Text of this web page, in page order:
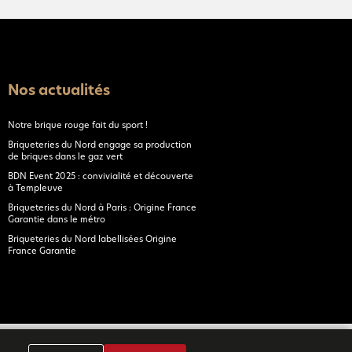
Nos actualités
Notre brique rouge fait du sport !
Briqueteries du Nord engage sa production
de briques dans le gaz vert
BDN Event 2025 : convivialité et découverte
à Templeuve
Briqueteries du Nord à Paris : Origine France
Garantie dans le métro
Briqueteries du Nord labellisées Origine
France Garantie